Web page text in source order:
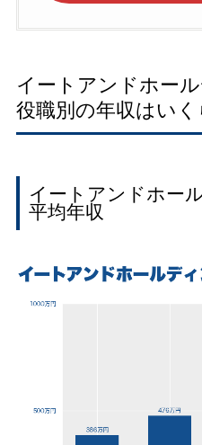
イートアンドホー
役職別の年収はいく
イートアンドホー
平均年収